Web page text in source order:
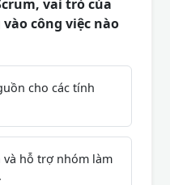
vai trò của
công việc nào
cho các tính
và hỗ trợ nhóm làm